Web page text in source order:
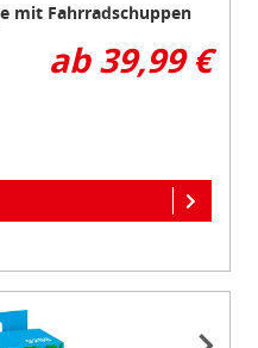
mit Fahrradschuppen
ab 39,99 €